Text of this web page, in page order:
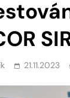
21.11.2023